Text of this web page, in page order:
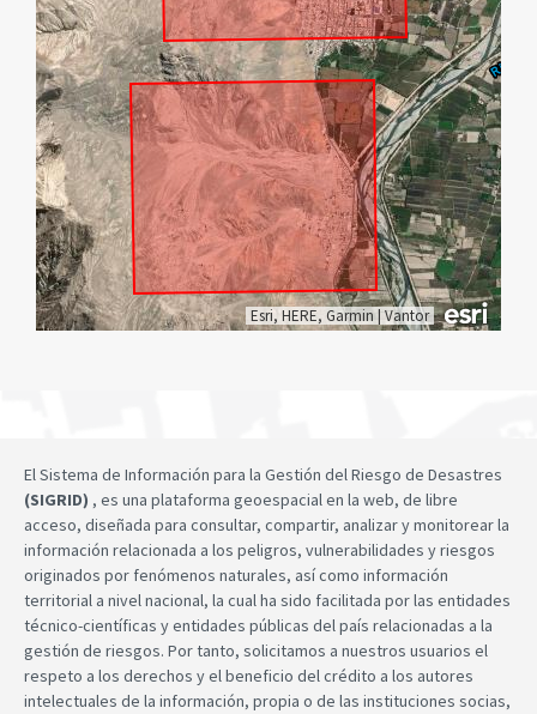
Esri, HERE, Garmin|Vantor
El Sistema de Información para la Gestión del Riesgo de Desastres
(SIGRID) , es una plataforma geoespacial en la web, de libre
acceso, diseñada para consultar, compartir, analizar y monitorear la
información relacionada a los peligros, vulnerabilidades y riesgos
originados por fenómenos naturales, así como información
territorial a nivel nacional, la cual ha sido facilitada por las entidades
técnico-científicas y entidades públicas del país relacionadas a la
gestión de riesgos. Por tanto, solicitamos a nuestros usuarios el
respeto a los derechos y el beneficio del crédito a los autores
intelectuales de la información, propia o de las instituciones socias,